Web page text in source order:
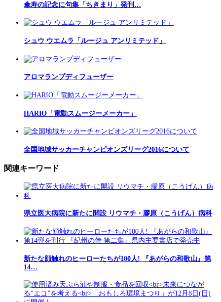
傘寿の記念に句集「ちきまり」発刊…
シュウ ウエムラ「ルージュ アンリミテッド」
アロマランプディフューザー
HARIO「電動スムージーメーカー」
全国地域サッカーチャンピオンズリーグ2016について
関連キーワード
県立医大病院に新たに開設 リウマチ・膠原（こうげん）病科
新たな顔触れのヒーローたちが100人! 『あがらの和歌山』第
14…